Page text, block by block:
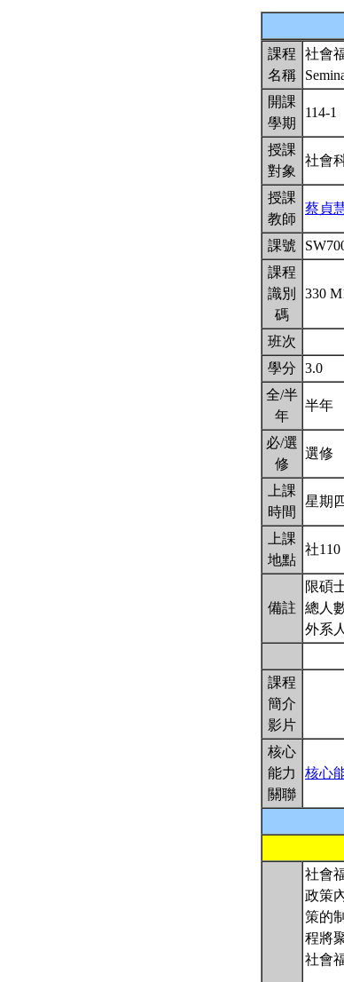
課程
名稱
社會
開課
學期
114-1
授課
對象
社會
授課
教師
蔡貞
課號
課程
識別
碼
330
班次
學分
3.0
全/半
年
半年
必/選
修
選修
上課
時間
星期
上課
地點
社110
備註
限碩
總人
外系
課程
簡介
影片
核心
能力
關聯
核心
社會
政策
策的
程將
社會